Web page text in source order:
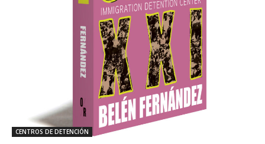
CENTROS DE DETENCIÓN